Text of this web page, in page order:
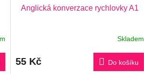
Anglická konverzace rychlovky A1
je
Skladem
55 Kč Do košíku